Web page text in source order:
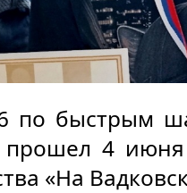
по быстрым
4 июня
«На